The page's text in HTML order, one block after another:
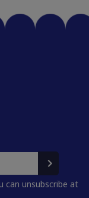
can unsubscribe at